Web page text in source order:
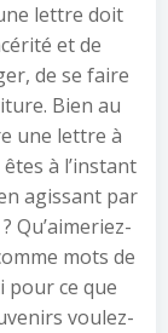
lettre doit
et de
de se faire
Bien au
une lettre à
à l’instant
agissant par
Qu’aimeriez-
mots de
pour ce que
voulez-